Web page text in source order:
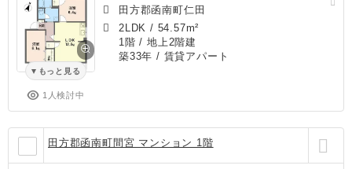
もっと見る
1人検討中
田方郡函南町仁田
2LDK / 54.57m²
1階 / 地上2階建
築33年 / 賃貸アパート
田方郡函南町間宮 マンション 1階